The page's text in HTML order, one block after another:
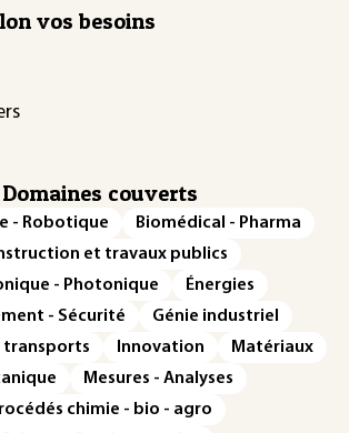
vos besoins
Domaines couverts
- Robotique
Biomédical - Pharma
et travaux publics
- Photonique
Énergies
- Sécurité
Génie industriel
transports
Innovation
Matériaux
Mesures - Analyses
chimie - bio - agro